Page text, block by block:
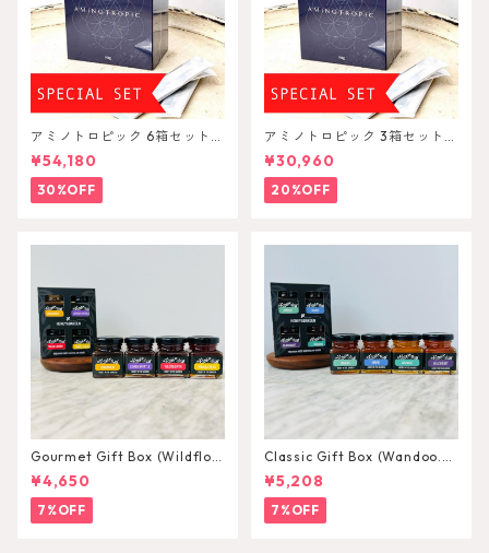
アミノトロピック 6箱セット A
minoTropic
¥54,180
30%OFF
アミノトロピック 3箱セット A
minoTropic
¥30,960
20%OFF
Gourmet Gift Box (Wildflow
er.LemonMyrtle.Cinnamonn.
VanillaBean) 75g×4
¥4,650
7%OFF
Classic Gift Box (Wandoo.M
arri.Jarrah.Blackbutt) 75g×
4
¥5,208
7%OFF